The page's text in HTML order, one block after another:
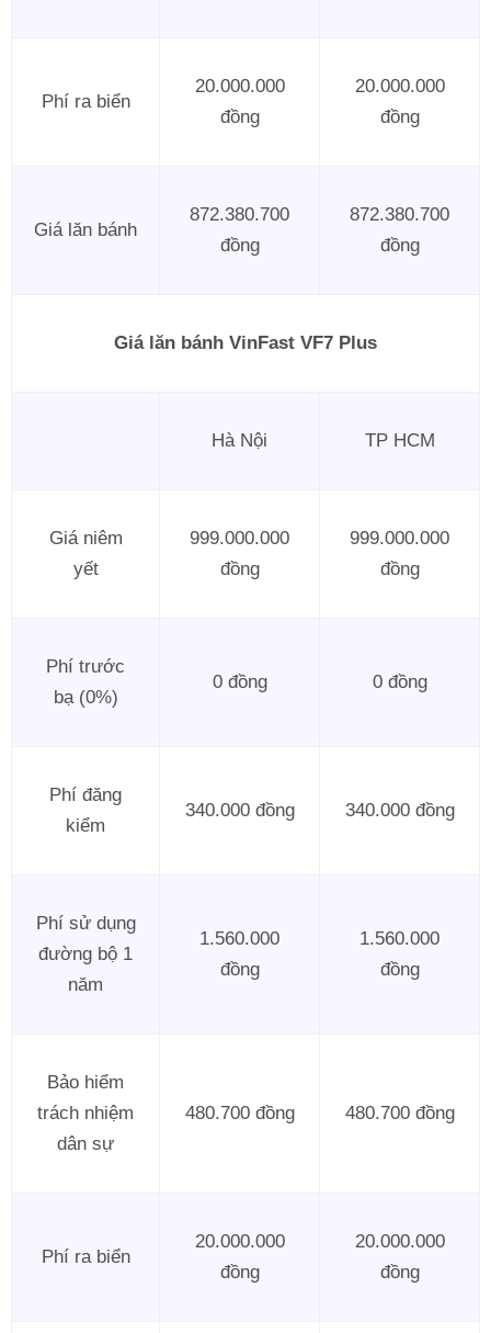
Phí ra biển
20.000.000
đồng
20.000.000
đồng
Giá lăn bánh
872.380.700
đồng
872.380.700
đồng
Giá lăn bánh VinFast VF7 Plus
Hà Nội TP HCM
Giá niêm
yết
999.000.000
đồng
999.000.000
đồng
Phí trước
bạ (0%)
0 đồng 0 đồng
Phí đăng
kiểm
340.000 đồng 340.000 đồng
Phí sử dụng
đường bộ 1
năm
1.560.000
đồng
1.560.000
đồng
Bảo hiểm
trách nhiệm
dân sự
480.700 đồng 480.700 đồng
Phí ra biển
20.000.000
đồng
20.000.000
đồng